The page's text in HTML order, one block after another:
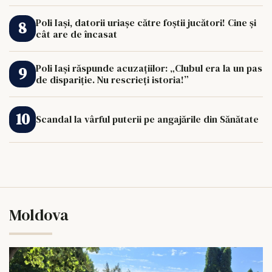
Poli Iași, datorii uriașe către foștii jucători! Cine și
cât are de încasat
Poli Iași răspunde acuzațiilor: „Clubul era la un pas
de dispariție. Nu rescrieți istoria!”
Scandal la vârful puterii pe angajările din Sănătate
Moldova